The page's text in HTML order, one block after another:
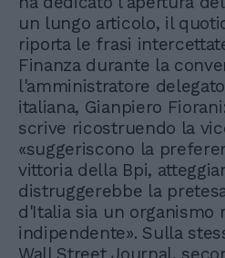
un lungo articolo, il
riporta le frasi
Finanza durante la
l'amministratore
italiana, Gianpiero
scrive ricostruendo la
«suggeriscono la
vittoria della Bpi,
distruggerebbe la
d'Italia sia un organismo
indipendente». Sulla